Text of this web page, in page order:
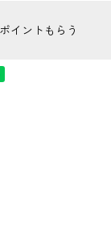
イントもらう